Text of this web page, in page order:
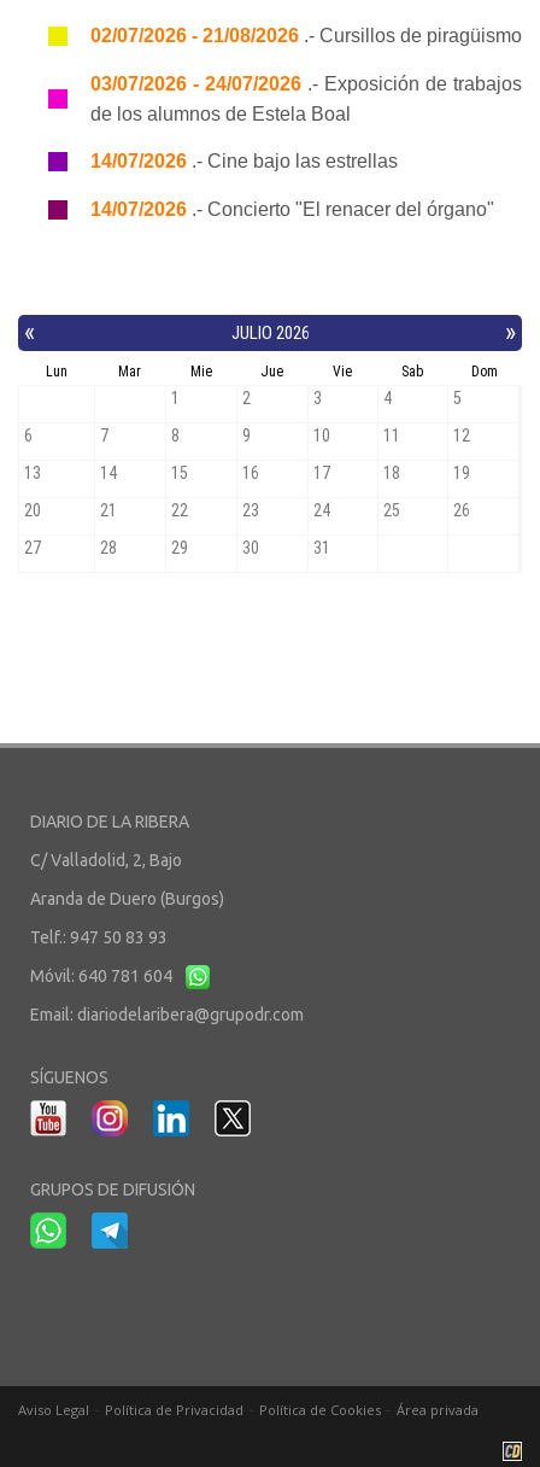
02/07/2026 - 21/08/2026 .- Cursillos de piragüismo
03/07/2026 - 24/07/2026 .- Exposición de trabajos
de los alumnos de Estela Boal
14/07/2026 .- Cine bajo las estrellas
14/07/2026 .- Concierto "El renacer del órgano"
DIARIO DE LA RIBERA
C/ Valladolid, 2, Bajo
Aranda de Duero (Burgos)
Telf.: 947 50 83 93
Móvil: 640 781 604
Email: diariodelaribera@grupodr.com
SÍGUENOS
GRUPOS DE DIFUSIÓN
Aviso Legal Política de Privacidad Política de Cookies Área privada